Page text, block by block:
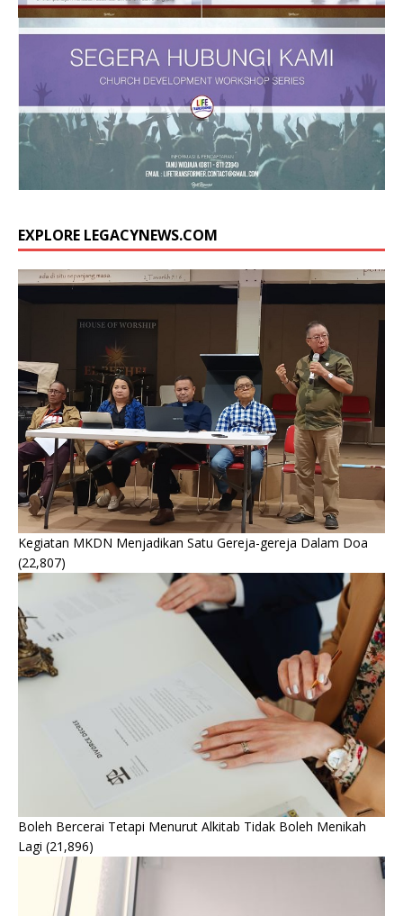
EXPLORE LEGACYNEWS.COM
Kegiatan MKDN Menjadikan Satu Gereja-gereja Dalam Doa
(22,807)
Boleh Bercerai Tetapi Menurut Alkitab Tidak Boleh Menikah
Lagi (21,896)